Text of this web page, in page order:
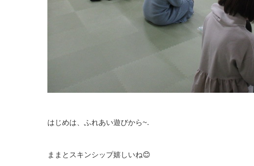
はじめは、ふれあい遊びから~.
ままとスキンシップ嬉しいね😊